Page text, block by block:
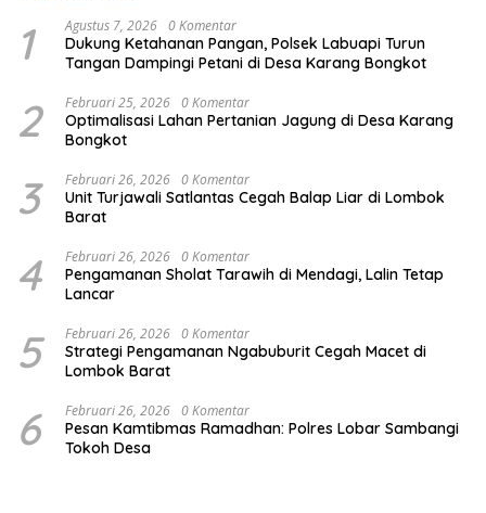
1 Agustus 7, 2026 0 Komentar
Dukung Ketahanan Pangan, Polsek Labuapi Turun
Tangan Dampingi Petani di Desa Karang Bongkot
2 Februari 25, 2026 0 Komentar
Optimalisasi Lahan Pertanian Jagung di Desa Karang
Bongkot
3 Februari 26, 2026 0 Komentar
Unit Turjawali Satlantas Cegah Balap Liar di Lombok
Barat
4 Februari 26, 2026 0 Komentar
Pengamanan Sholat Tarawih di Mendagi, Lalin Tetap
Lancar
5 Februari 26, 2026 0 Komentar
Strategi Pengamanan Ngabuburit Cegah Macet di
Lombok Barat
6 Februari 26, 2026 0 Komentar
Pesan Kamtibmas Ramadhan: Polres Lobar Sambangi
Tokoh Desa